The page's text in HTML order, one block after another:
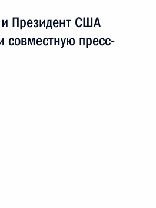
Президент США
пресс-